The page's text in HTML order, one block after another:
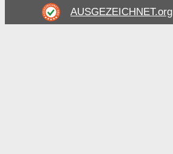
AUSGEZEICHNET.org